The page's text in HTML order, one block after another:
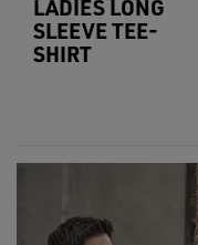
LADIES LONG
SLEEVE TEE-
SHIRT